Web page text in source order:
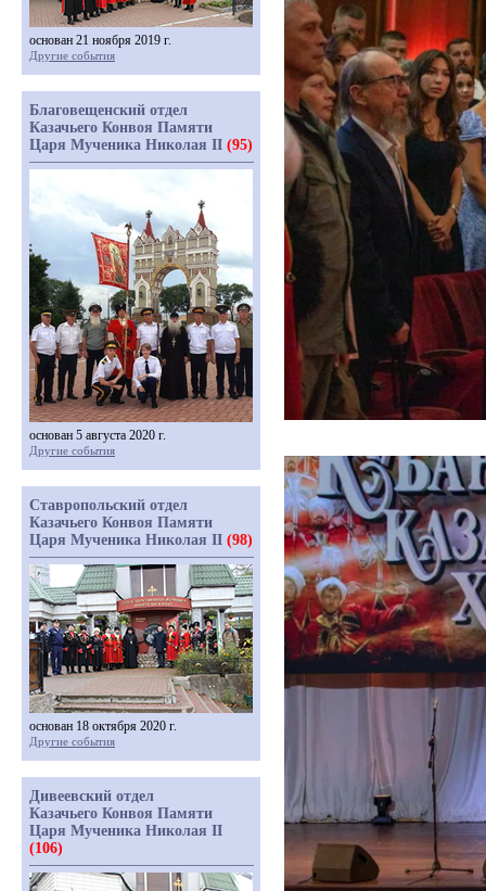
основан 21 ноября 2019 г.
Другие события
Благовещенский отдел
Казачьего Конвоя Памяти
Царя Мученика Николая II (95)
основан 5 августа 2020 г.
Другие события
Ставропольский отдел
Казачьего Конвоя Памяти
Царя Мученика Николая II (98)
основан 18 октября 2020 г.
Другие события
Дивеевский отдел
Казачьего Конвоя Памяти
Царя Мученика Николая II
(106)